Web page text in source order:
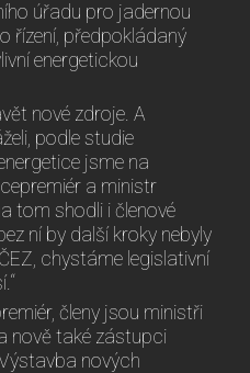
úřadu pro jadernou
řízení, předpokládaný
energetickou
nové zdroje. A
podle studie
jsme na
a ministr
tom shodli i členové
ní by další kroky nebyly
chystáme legislativní
členy jsou ministři
nově také zástupci
nových